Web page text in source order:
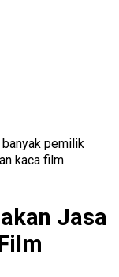
pemilik
kaca film
Jasa